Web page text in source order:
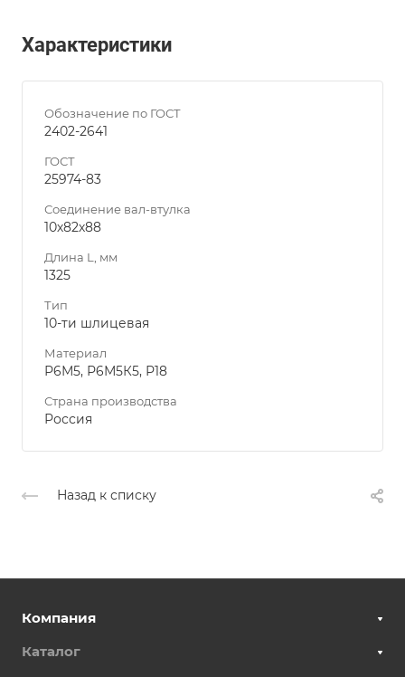
Характеристики
Обозначение по ГОСТ
2402-2641
ГОСТ
25974-83
Соединение вал-втулка
10х82х88
Длина L, мм
1325
Тип
10-ти шлицевая
Материал
Р6М5, Р6М5К5, Р18
Страна производства
Россия
Назад к списку
Компания
Каталог